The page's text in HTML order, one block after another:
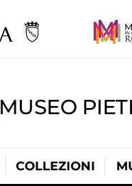
MUSEO
COLLEZIONI